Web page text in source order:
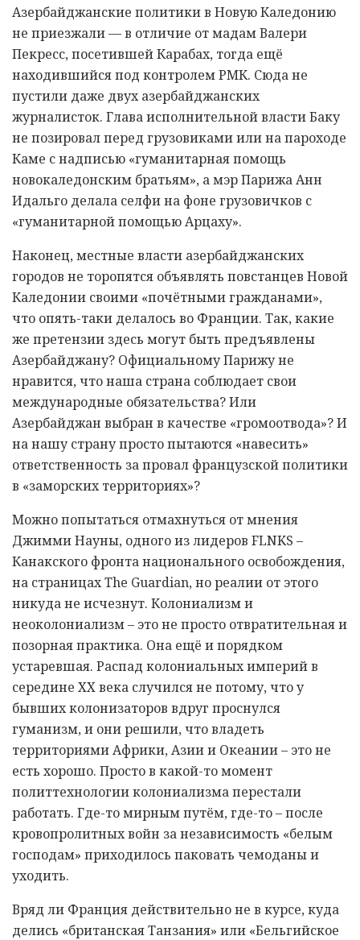
Азербайджанские политики в Новую Каледонию
не приезжали — в отличие от мадам Валери
Пекресс, посетившей Карабах, тогда ещё
находившийся под контролем РМК. Сюда не
пустили даже двух азербайджанских
журналисток. Глава исполнительной власти Баку
не позировал перед грузовиками или на пароходе
Каме с надписью «гуманитарная помощь
новокаледонским братьям», а мэр Парижа Анн
Идальго делала селфи на фоне грузовичков с
«гуманитарной помощью Арцаху».
Наконец, местные власти азербайджанских
городов не торопятся объявлять повстанцев Новой
Каледонии своими «почётными гражданами»,
что опять-таки делалось во Франции. Так, какие
же претензии здесь могут быть предъявлены
Азербайджану? Официальному Парижу не
нравится, что наша страна соблюдает свои
международные обязательства? Или
Азербайджан выбран в качестве «громоотвода»? И
на нашу страну просто пытаются «навесить»
ответственность за провал французской политики
в «заморских территориях»?
Можно попытаться отмахнуться от мнения
Джимми Науны, одного из лидеров FLNKS –
Канакского фронта национального освобождения,
на страницах The Guardian, но реалии от этого
никуда не исчезнут. Колониализм и
неоколониализм – это не просто отвратительная и
позорная практика. Она ещё и порядком
устаревшая. Распад колониальных империй в
середине ХХ века случился не потому, что у
бывших колонизаторов вдруг проснулся
гуманизм, и они решили, что владеть
территориями Африки, Азии и Океании – это не
есть хорошо. Просто в какой-то момент
политтехнологии колониализма перестали
работать. Где-то мирным путём, где-то – после
кровопролитных войн за независимость «белым
господам» приходилось паковать чемоданы и
уходить.
Вряд ли Франция действительно не в курсе, куда
делись «британская Танзания» или «Бельгийское